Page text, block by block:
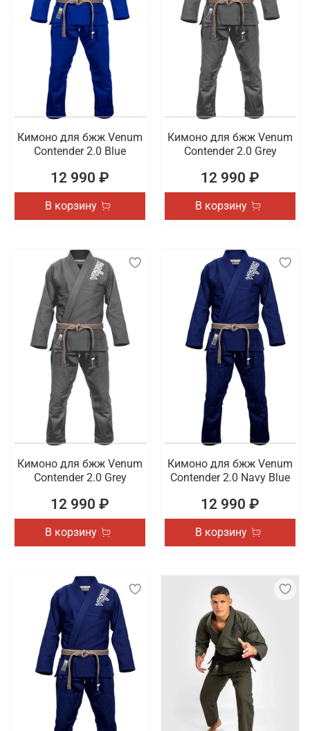
Кимоно для бжж Venum
Contender 2.0 Blue
12 990 ₽
В корзину
Кимоно для бжж Venum
Contender 2.0 Grey
12 990 ₽
В корзину
Кимоно для бжж Venum
Contender 2.0 Grey
12 990 ₽
В корзину
Кимоно для бжж Venum
Contender 2.0 Navy Blue
12 990 ₽
В корзину